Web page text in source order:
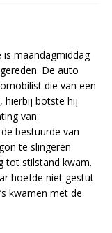
is maandagmiddag
De auto
die van een
hierbij botste hij
van
bestuurde van
te slingeren
tot stilstand kwam.
hoefde niet gestut
kwamen met de